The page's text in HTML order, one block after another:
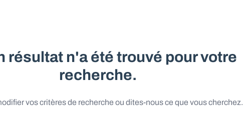
résultat n'a été trouvé pour votre
recherche.
vos critères de recherche ou dites-nous ce que vous cherchez.